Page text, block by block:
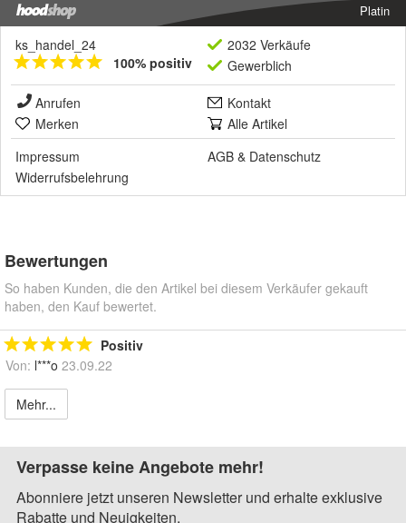
Platin
ks_handel_24
100% positiv
2032 Verkäufe
Gewerblich
Anrufen
Kontakt
Merken
Alle Artikel
Impressum
AGB & Datenschutz
Widerrufsbelehrung
Bewertungen
So haben Kunden, die den Artikel bei diesem Verkäufer gekauft
haben, den Kauf bewertet.
Positiv
Von: l***o 23.09.22
Mehr...
Verpasse keine Angebote mehr!
Abonniere jetzt unseren Newsletter und erhalte exklusive
Rabatte und Neuigkeiten.